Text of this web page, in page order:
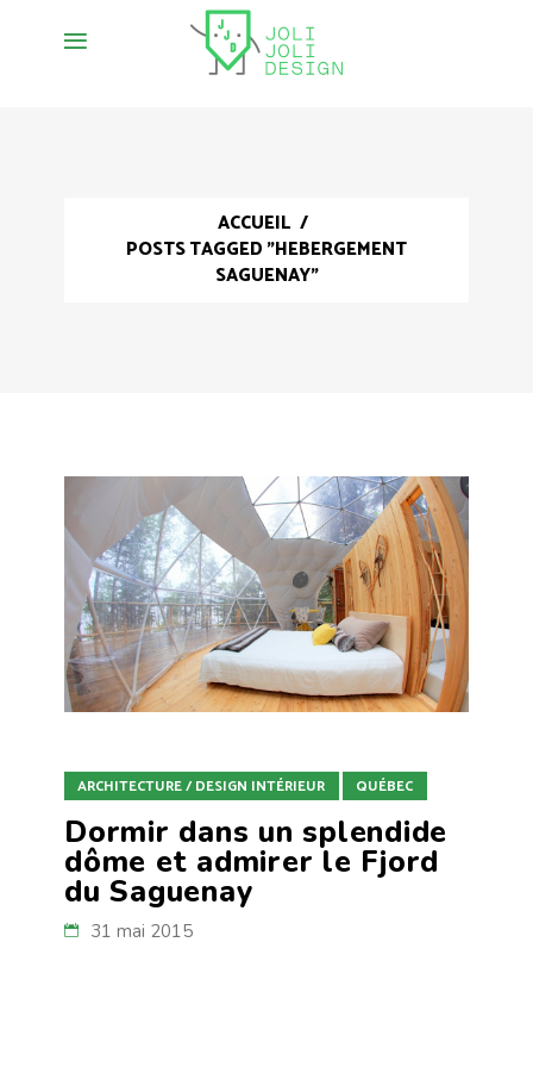
ACCUEIL /
POSTS TAGGED "HEBERGEMENT
SAGUENAY"
ARCHITECTURE / DESIGN INTÉRIEUR QUÉBEC
Dormir dans un splendide
dôme et admirer le Fjord
du Saguenay
31 mai 2015